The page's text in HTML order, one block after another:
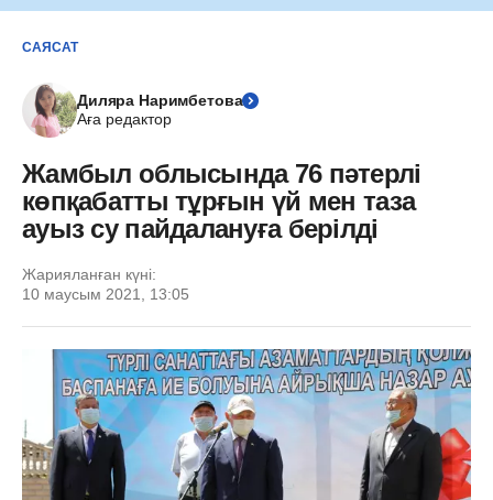
САЯСАТ
Диляра Наримбетова
Аға редактор
Жамбыл облысында 76 пəтерлі
көпқабатты тұрғын үй мен таза
ауыз су пайдалануға берілді
Жарияланған күні:
10 маусым 2021, 13:05